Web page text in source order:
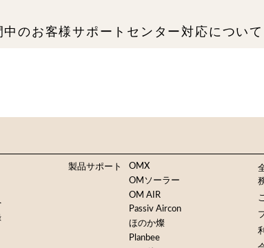
のお客様サポートセンター対応について
製品サポート
OMX
OMソーラー
OM AIR
Passiv Aircon
ほのか燦
Planbee